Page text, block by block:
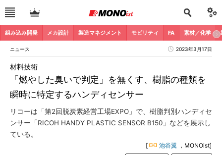
組み込み開発 メカ設計 製造マネジメント モビリティ FA 素材／化学
ニュース 2023年3月17日
「燃やした臭いで判定」を無くす、樹脂の種類を
瞬時に特定するハンディセンサー
材料技術
リコーは「第2回脱炭素経営工場EXPO」で、樹脂判別ハンディセ
ンサー「RICOH HANDY PLASTIC SENSOR B150」などを展示し
ている。
[ 池谷翼 ，MONOist]